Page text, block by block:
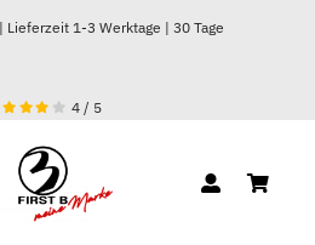
1-3 Werktage | 30 Tage
4/ 5